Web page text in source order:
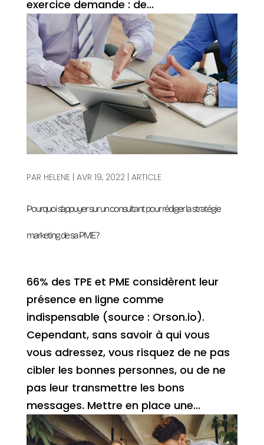
Pourquoi s’appuyer sur un consultant pour rédiger la stratégie
marketing de sa PME ?
PAR HELENE AVR 19, 2022| ARTICLE
exercice demande : de...
66% des TPE et PME considèrent leur
présence en ligne comme
indispensable (source : Orson.io).
Cependant, sans savoir à qui vous
vous adressez, vous risquez de ne pas
cibler les bonnes personnes, ou de ne
pas leur transmettre les bons
messages. Mettre en place une...